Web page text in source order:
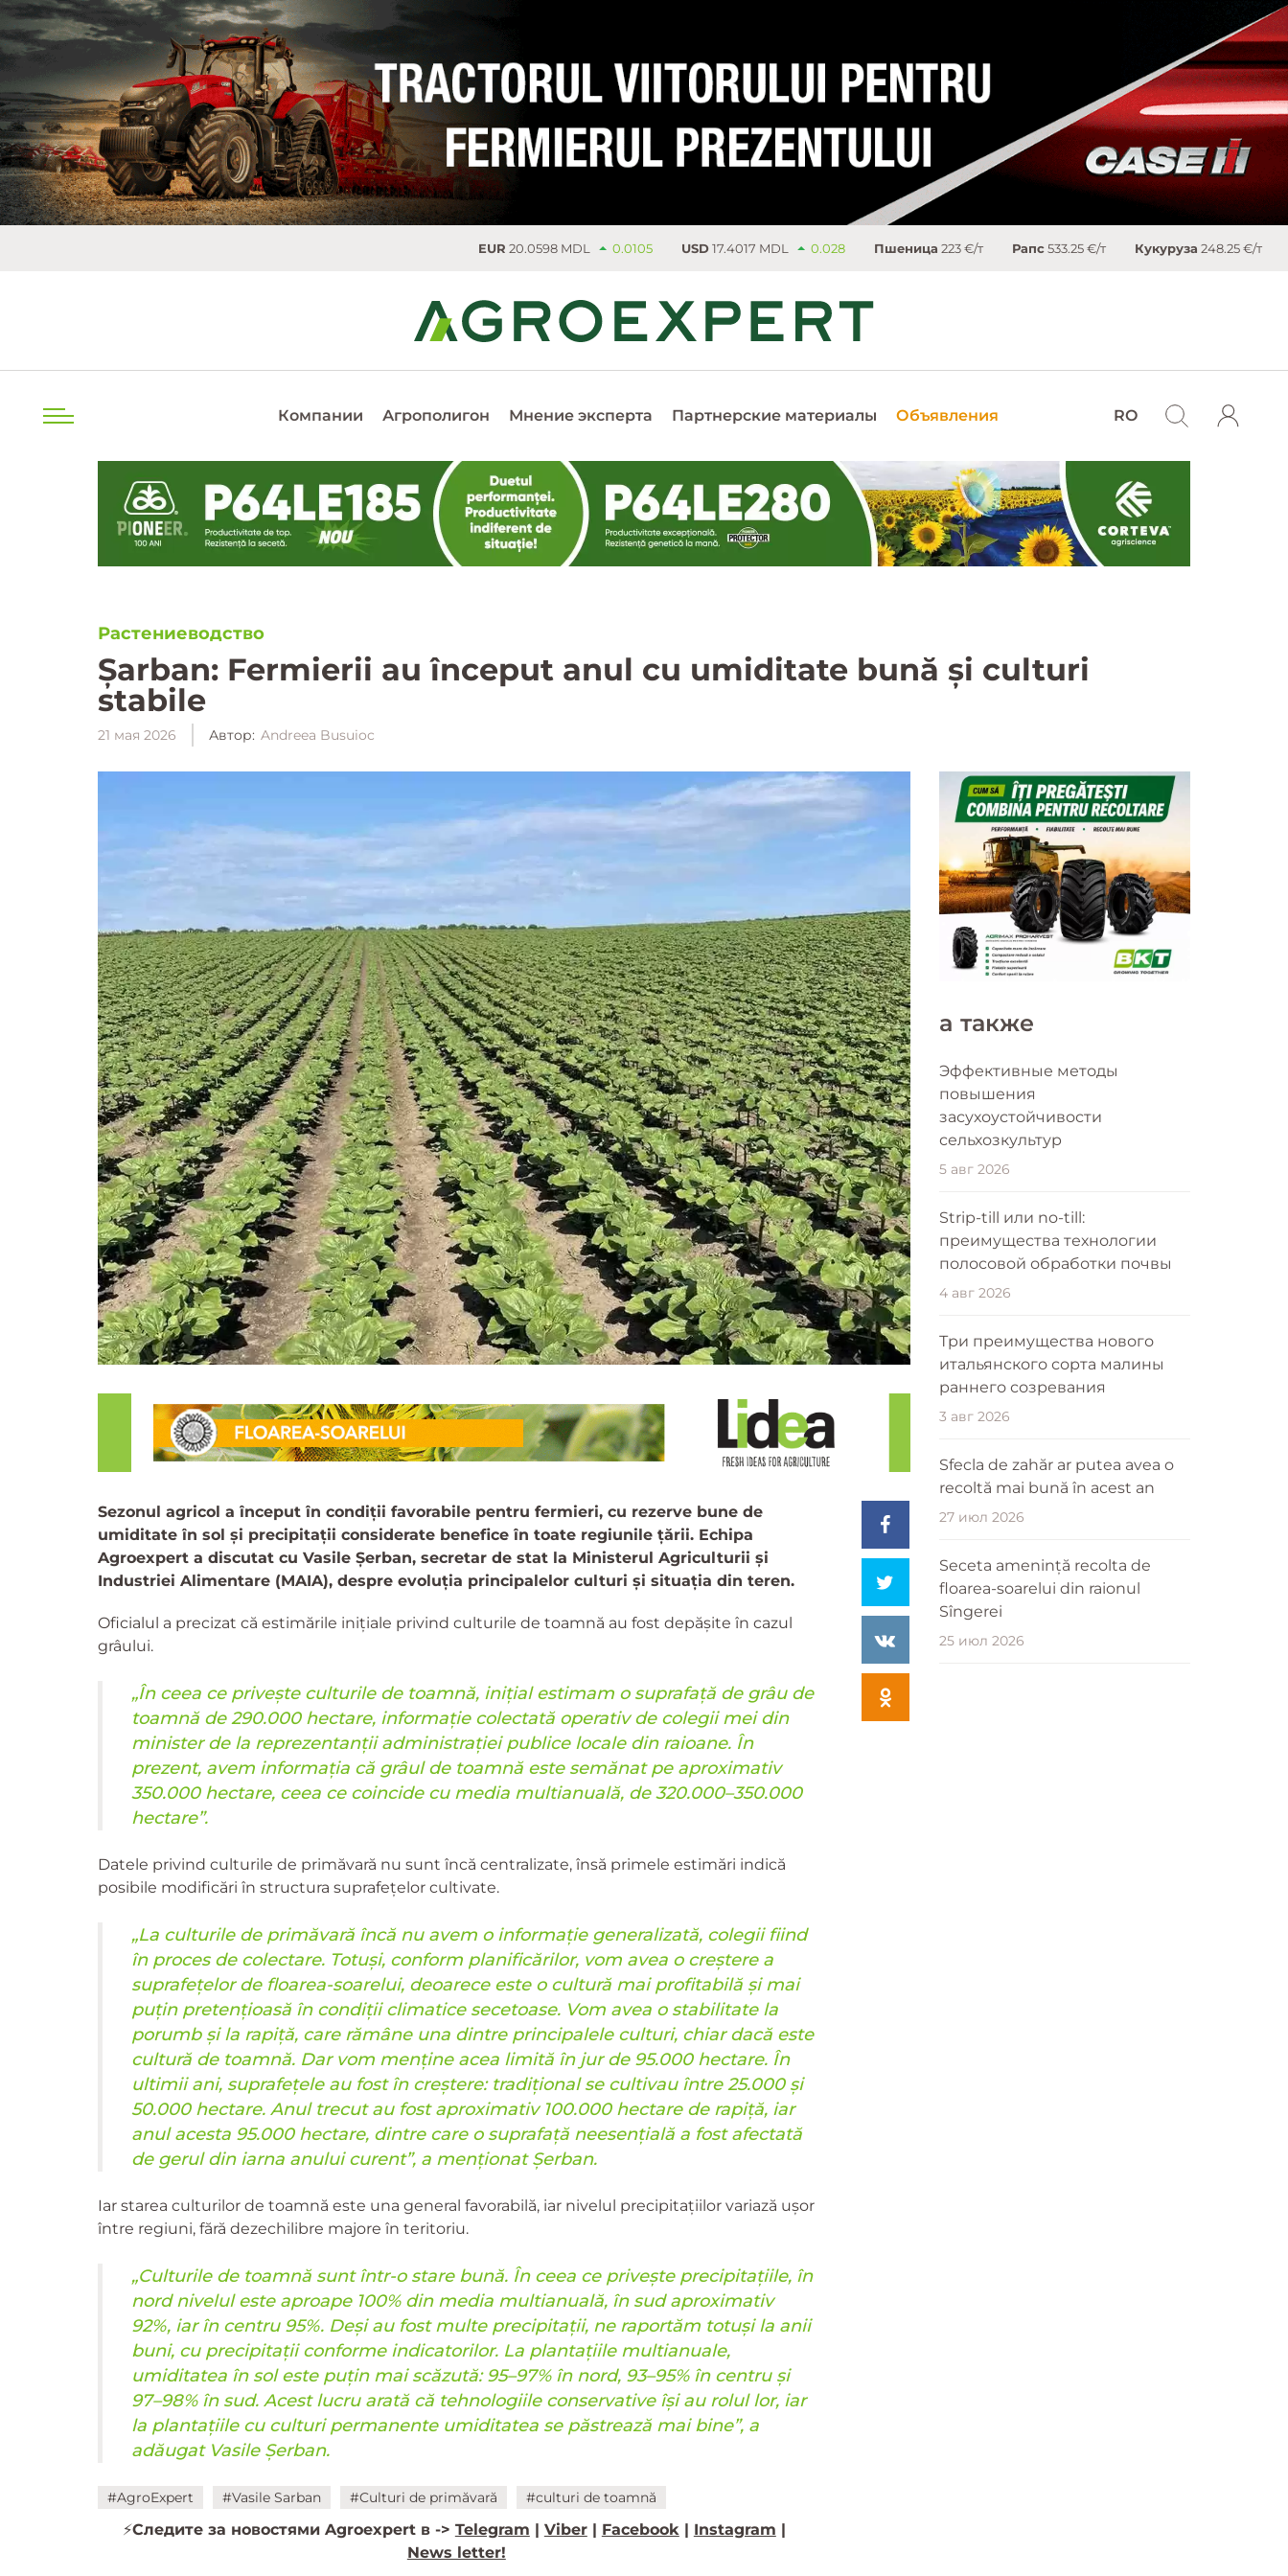
20.0598 MDL 0.0105 USD17.4017 MDL 0.028 Пшеница 223 €/т Рапс533.25 €/т Кукуруза 248.25 €/т Сахар503.4
Компании Агрополигон Мнение эксперта Партнерские материалы Объявления RO
Растениеводство
Șarban: Fermierii au început anul cu umiditate bună și culturi
stabile
21 мая 2026 Автор: Andreea Busuioc
Sezonul agricol a început în condiții favorabile pentru fermieri, cu rezerve bune de
umiditate în sol și precipitații considerate benefice în toate regiunile țării. Echipa
Agroexpert a discutat cu Vasile Șerban, secretar de stat la Ministerul Agriculturii și
Industriei Alimentare (MAIA), despre evoluția principalelor culturi și situația din teren.
Oficialul a precizat că estimările inițiale privind culturile de toamnă au fost depășite în cazul
grâului.
„În ceea ce privește culturile de toamnă, inițial estimam o suprafață de grâu de
toamnă de 290.000 hectare, informație colectată operativ de colegii mei din
minister de la reprezentanții administrației publice locale din raioane. În
prezent, avem informația că grâul de toamnă este semănat pe aproximativ
350.000 hectare, ceea ce coincide cu media multianuală, de 320.000–350.000
hectare”.
Datele privind culturile de primăvară nu sunt încă centralizate, însă primele estimări indică
posibile modificări în structura suprafețelor cultivate.
„La culturile de primăvară încă nu avem o informație generalizată, colegii fiind
în proces de colectare. Totuși, conform planificărilor, vom avea o creștere a
suprafețelor de floarea-soarelui, deoarece este o cultură mai profitabilă și mai
puțin pretențioasă în condiții climatice secetoase. Vom avea o stabilitate la
porumb și la rapiță, care rămâne una dintre principalele culturi, chiar dacă este
cultură de toamnă. Dar vom menține acea limită în jur de 95.000 hectare. În
ultimii ani, suprafețele au fost în creștere: tradițional se cultivau între 25.000 și
50.000 hectare. Anul trecut au fost aproximativ 100.000 hectare de rapiță, iar
anul acesta 95.000 hectare, dintre care o suprafață neesențială a fost afectată
de gerul din iarna anului curent”, a menționat Șerban.
Iar starea culturilor de toamnă este una general favorabilă, iar nivelul precipitațiilor variază ușor
între regiuni, fără dezechilibre majore în teritoriu.
„Culturile de toamnă sunt într-o stare bună. În ceea ce privește precipitațiile, în
nord nivelul este aproape 100% din media multianuală, în sud aproximativ
92%, iar în centru 95%. Deși au fost multe precipitații, ne raportăm totuși la anii
buni, cu precipitații conforme indicatorilor. La plantațiile multianuale,
umiditatea în sol este puțin mai scăzută: 95–97% în nord, 93–95% în centru și
97–98% în sud. Acest lucru arată că tehnologiile conservative își au rolul lor, iar
la plantațiile cu culturi permanente umiditatea se păstrează mai bine”, a
adăugat Vasile Șerban.
#AgroExpert #Vasile Sarban #Culturi de primăvară #culturi de toamnă
⚡️Следите за новостями Agroexpert в -> Telegram | Viber| Facebook | Instagram |
News letter!
a также
Эффективные методы
повышения
засухоустойчивости
сельхозкультур
5 авг 2026
Strip-till или no-till:
преимущества технологии
полосовой обработки почвы
4 авг 2026
Три преимущества нового
итальянского сорта малины
раннего созревания
3 авг 2026
Sfecla de zahăr ar putea avea o
recoltă mai bună în acest an
27 июл 2026
Seceta amenință recolta de
floarea-soarelui din raionul
Sîngerei
25 июл 2026